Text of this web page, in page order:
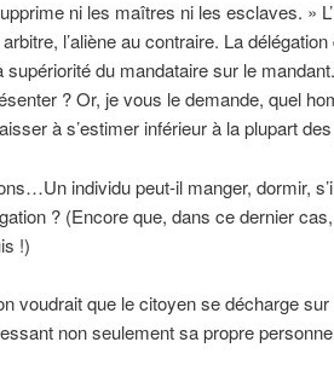
ni les maîtres ni les esclaves. »
arbitre, l’aliène au contraire. La
supériorité du mandataire sur le
? Or, je vous le demande, quel
à s’estimer inférieur à la plupart
individu peut-il manger, dormir,
? (Encore que, dans ce dernier
!)
voudrait que le citoyen se décharge
non seulement sa propre